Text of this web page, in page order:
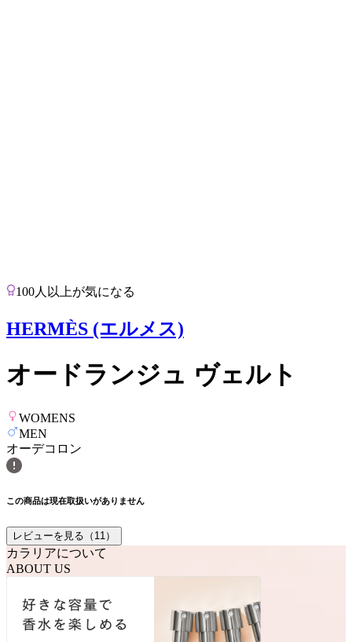
100人以上が気になる
HERMÈS (エルメス)
オードランジュ ヴェルト
WOMENS
MEN
オーデコロン
この商品は現在取扱いがありません
レビューを見る（ 11 ）
カラリアについて
ABOUT US